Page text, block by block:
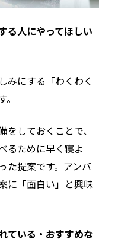
人にやってほしい
みにする「わくわく
しておくことで、
るために早く寝よ
た提案です。アンバ
に「面白い」と興味
いる・おすすめな